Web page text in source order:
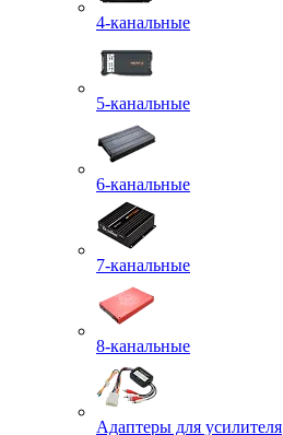
4-канальные
5-канальные
6-канальные
7-канальные
8-канальные
Адаптеры для усилителя